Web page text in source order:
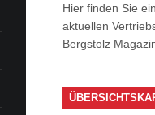
Hier finden Sie
aktuellen
Bergstolz